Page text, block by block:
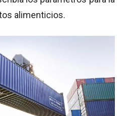
alimenticios.